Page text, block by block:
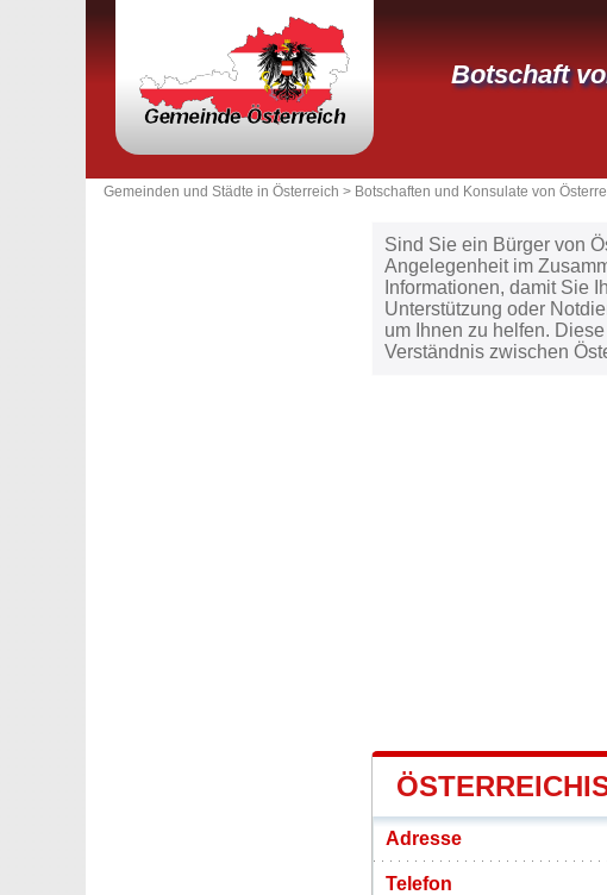
Botschaft
Gemeinden und Städte in Österreich > Botschaften und Konsulate von
Sind Sie ein Bürger von
Angelegenheit im
Informationen, damit Sie
Unterstützung oder
um Ihnen zu helfen.
Verständnis zwischen
Adresse
Telefon